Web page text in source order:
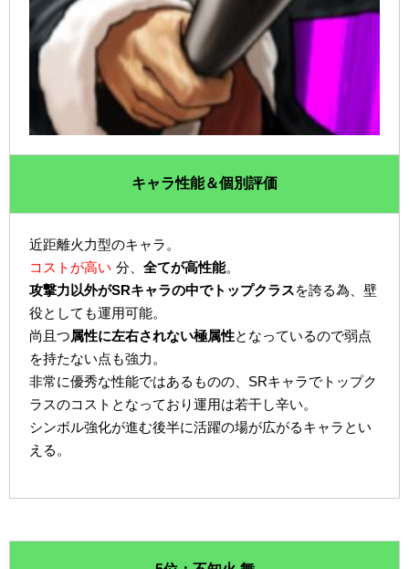
キャラ性能＆個別評価
近距離火力型のキャラ。
コストが高い 分、全てが高性能。
攻撃力以外がSRキャラの中でトップクラスを誇る為、壁
役としても運用可能。
尚且つ属性に左右されない極属性となっているので弱点
を持たない点も強力。
非常に優秀な性能ではあるものの、SRキャラでトップク
ラスのコストとなっており運用は若干し辛い。
シンボル強化が進む後半に活躍の場が広がるキャラとい
える。